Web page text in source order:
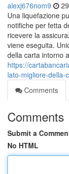
alexj676nom9
Una liquefazione
notifiche per fetta
ricevere la
viene eseguita.
della carta intorno
https://
lato-migliore-della-
Comments
Comments
Submit a
No HTML